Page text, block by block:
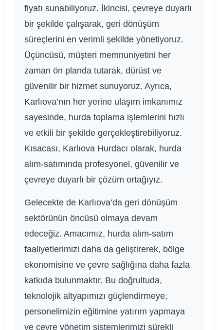
fiyatı sunabiliyoruz. İkincisi, çevreye duyarlı
bir şekilde çalışarak, geri dönüşüm
süreçlerini en verimli şekilde yönetiyoruz.
Üçüncüsü, müşteri memnuniyetini her
zaman ön planda tutarak, dürüst ve
güvenilir bir hizmet sunuyoruz. Ayrıca,
Karlıova’nın her yerine ulaşım imkanımız
sayesinde, hurda toplama işlemlerini hızlı
ve etkili bir şekilde gerçekleştirebiliyoruz.
Kısacası, Karlıova Hurdacı olarak, hurda
alım-satımında profesyonel, güvenilir ve
çevreye duyarlı bir çözüm ortağıyız.
Gelecekte de Karlıova’da geri dönüşüm
sektörünün öncüsü olmaya devam
edeceğiz. Amacımız, hurda alım-satım
faaliyetlerimizi daha da geliştirerek, bölge
ekonomisine ve çevre sağlığına daha fazla
katkıda bulunmaktır. Bu doğrultuda,
teknolojik altyapımızı güçlendirmeye,
personelimizin eğitimine yatırım yapmaya
ve çevre yönetim sistemlerimizi sürekli